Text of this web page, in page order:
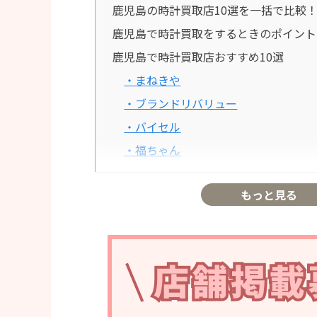
鹿児島の時計買取店10選を一括で比較
鹿児島で時計買取をするときのポイント
鹿児島で時計買取店おすすめ10選
・まねきや
・ブランドリバリュー
・バイセル
・福ちゃん
・おたからや
・エコリング
・大黒屋
もっと見る